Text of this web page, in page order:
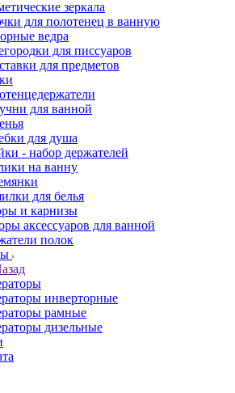
для полотенец в ванную
ведра
для писсуаров
для предметов
для ванной
для душа
- набор держателей
на ванну
для белья
и карнизы
аксессуаров для ванной
полок
инверторные
рамные
дизельные